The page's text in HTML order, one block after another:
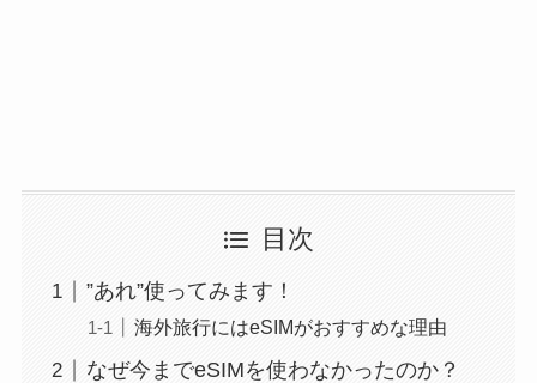
目次
”あれ”使ってみます！
海外旅行にはeSIMがおすすめな理由
なぜ今までeSIMを使わなかったのか？